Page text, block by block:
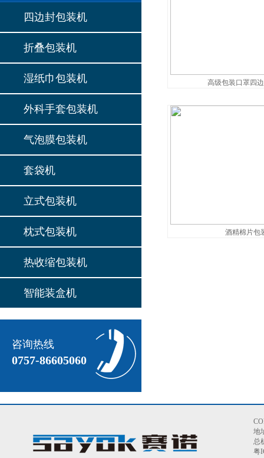
四边封包装机
折叠包装机
湿纸巾包装机
外科手套包装机
气泡膜包装机
套袋机
立式包装机
枕式包装机
热收缩包装机
智能装盒机
咨询热线
0757-86605060
高级包装口罩四
酒精棉片包
地
总
粤